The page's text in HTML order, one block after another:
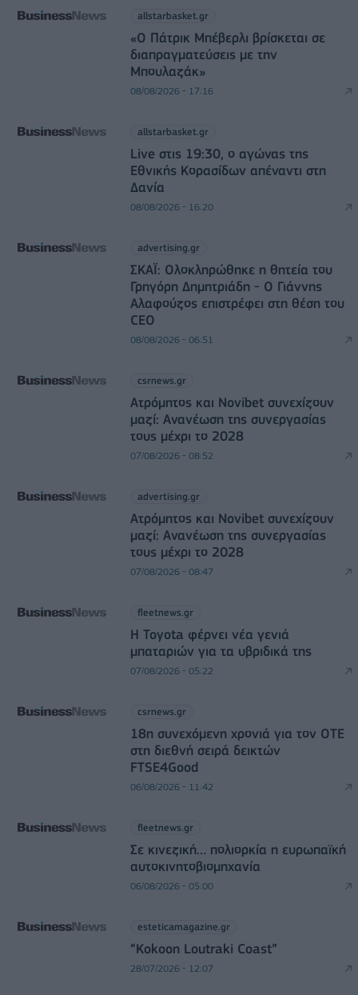
allstarbasket.gr
«Ο Πάτρικ Μπέβερλι βρίσκεται σε
διαπραγματεύσεις με την
Μπουλαζάκ»
08/08/2026 - 17:16
allstarbasket.gr
Live στις 19:30, ο αγώνας της
Εθνικής Κορασίδων απέναντι στη
Δανία
08/08/2026 - 16:20
advertising.gr
ΣΚΑΪ: Ολοκληρώθηκε η θητεία του
Γρηγόρη Δημητριάδη - Ο Γιάννης
Αλαφούζος επιστρέφει στη θέση του
CEO
08/08/2026 - 06:51
csrnews.gr
Ατρόμητος και Novibet συνεχίζουν
μαζί: Ανανέωση της συνεργασίας
τους μέχρι το 2028
07/08/2026 - 08:52
advertising.gr
Ατρόμητος και Novibet συνεχίζουν
μαζί: Ανανέωση της συνεργασίας
τους μέχρι το 2028
07/08/2026 - 08:47
fleetnews.gr
Η Toyota φέρνει νέα γενιά
μπαταριών για τα υβριδικά της
07/08/2026 - 05:22
csrnews.gr
18η συνεχόμενη χρονιά για τον ΟΤΕ
στη διεθνή σειρά δεικτών
FTSE4Good
06/08/2026 - 11:42
fleetnews.gr
Σε κινεζική… πολιορκία η ευρωπαϊκή
αυτοκινητοβιομηχανία
06/08/2026 - 05:00
esteticamagazine.gr
“Kokoon Loutraki Coast”
28/07/2026 - 12:07